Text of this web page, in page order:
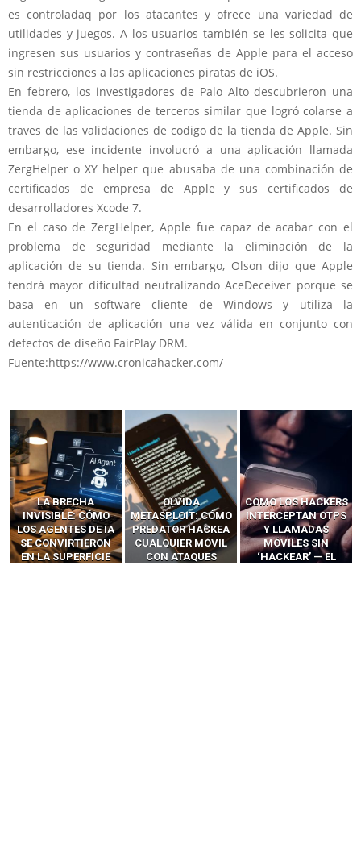
es controladaq por los atacantes y ofrece una variedad de
utilidades y juegos. A los usuarios también se les solicita que
ingresen sus usuarios y contraseñas de Apple para el acceso
sin restricciones a las aplicaciones piratas de iOS.
En febrero, los investigadores de Palo Alto descubrieron una
tienda de aplicaciones de terceros similar que logró colarse a
traves de las validaciones de codigo de la tienda de Apple. Sin
embargo, ese incidente involucró a una aplicación llamada
ZergHelper o XY helper que abusaba de una combinación de
certificados de empresa de Apple y sus certificados de
desarrolladores Xcode 7.
En el caso de ZergHelper, Apple fue capaz de acabar con el
problema de seguridad mediante la eliminación de la
aplicación de su tienda. Sin embargo, Olson dijo que Apple
tendrá mayor dificultad neutralizando AceDeceiver porque se
basa en un software cliente de Windows y utiliza la
autenticación de aplicación una vez válida en conjunto con
defectos de diseño FairPlay DRM.
Fuente:https://www.cronicahacker.com/
LA BRECHA
INVISIBLE: CÓMO
LOS AGENTES DE IA
SE CONVIRTIERON
EN LA SUPERFICIE
OLVIDA
METASPLOIT: CÓMO
PREDATOR HACKEA
CUALQUIER MÓVIL
CON ATAQUES
CÓMO LOS HACKERS
INTERCEPTAN OTPS
Y LLAMADAS
MÓVILES SIN
‘HACKEAR’ — EL